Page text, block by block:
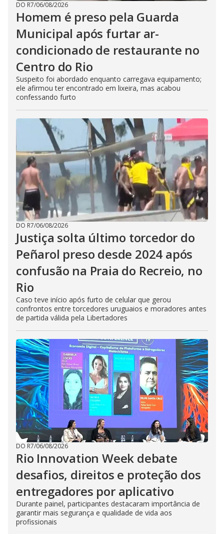
DO R7/06/08/2026
Homem é preso pela Guarda
Municipal após furtar ar-
condicionado de restaurante no
Centro do Rio
Suspeito foi abordado enquanto carregava equipamento;
ele afirmou ter encontrado em lixeira, mas acabou
confessando furto
DO R7/06/08/2026
Justiça solta último torcedor do
Peñarol preso desde 2024 após
confusão na Praia do Recreio, no
Rio
Caso teve início após furto de celular que gerou
confrontos entre torcedores uruguaios e moradores antes
de partida válida pela Libertadores
DO R7/06/08/2026
Rio Innovation Week debate
desafios, direitos e proteção dos
entregadores por aplicativo
Durante painel, participantes destacaram importância de
garantir mais segurança e qualidade de vida aos
profissionais